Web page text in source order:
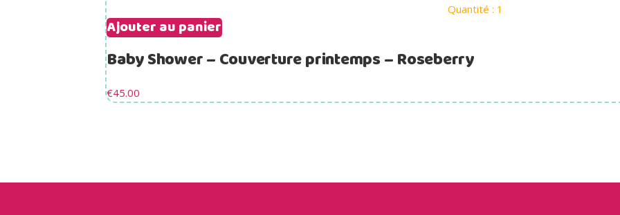
Quantité : 1
Ajouter au panier
Baby Shower – Couverture printemps – Roseberry
€45.00